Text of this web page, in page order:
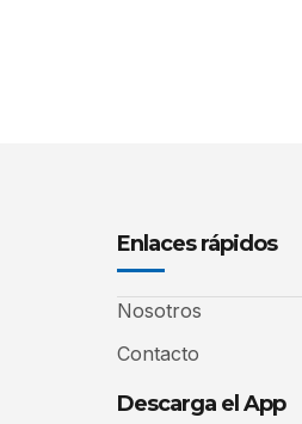
Enlaces rápidos
Nosotros
Contacto
Descarga el App